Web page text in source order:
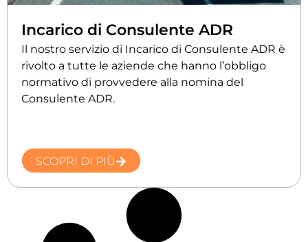
Incarico di Consulente ADR
Il nostro servizio di Incarico di Consulente ADR è
rivolto a tutte le aziende che hanno l’obbligo
normativo di provvedere alla nomina del
Consulente ADR.
SCOPRI DI PIÙ